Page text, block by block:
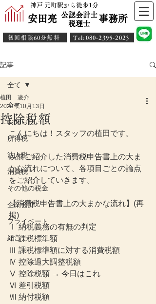
神戸 元町駅から徒歩1分
安田亮 事務所
公認会計士
​税理士
初回相談60分無料 ​Tel:080-2395-2023
記事
全て
お知らせ
所得税
法人税
消費税
その他の税金
企業会計
プライベート
経営
全て
控除税額
植田 凌介
2023年10月13日
こんにちは！スタッフの植田です。
以前ご紹介した消費税申告書上の大ま
かな流れについて、各項目ごとの論点
をご紹介していきます。
【消費税申告書上の大まかな流れ】(再
掲)
Ⅰ 納税義務の有無の判定
Ⅱ 課税標準額
Ⅲ 課税標準額に対する消費税額
Ⅳ 控除過大調整税額
Ⅴ 控除税額 → 今日はこれ
Ⅵ 差引税額
Ⅶ 納付税額